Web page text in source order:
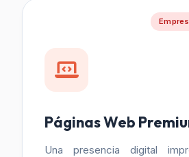
Páginas Web
Una presencia digital